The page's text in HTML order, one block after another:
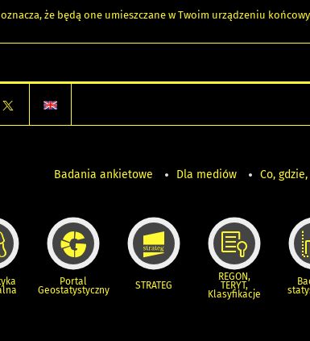
że będą one umieszczane w Twoim urządzeniu
Badania ankietowe Dla mediów Co,
Portal
Geostatystyczny STRATEG
REGON,
TERYT,
Klasyfikacje